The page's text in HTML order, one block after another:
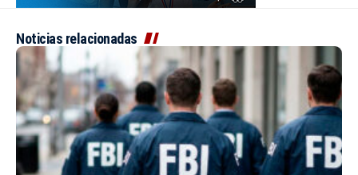
Noticias relacionadas